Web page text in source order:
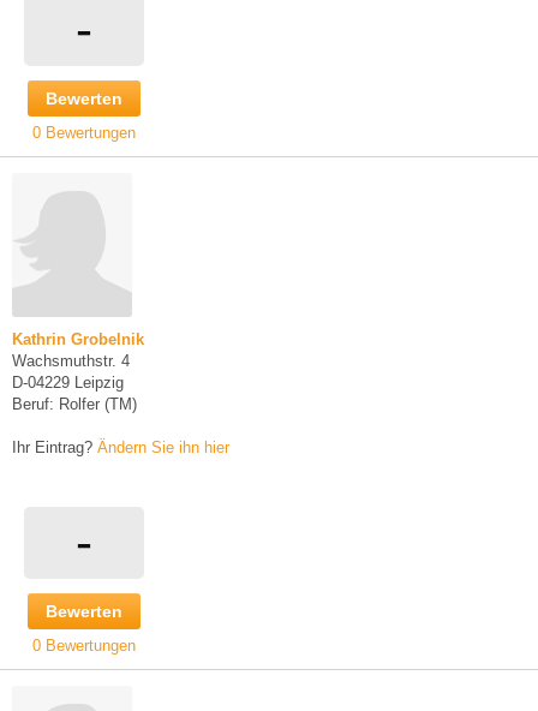
-
Bewerten
0 Bewertungen
Kathrin Grobelnik
Wachsmuthstr. 4
D-04229 Leipzig
Beruf: Rolfer (TM)
Ihr Eintrag? Ändern Sie ihn hier
-
Bewerten
0 Bewertungen